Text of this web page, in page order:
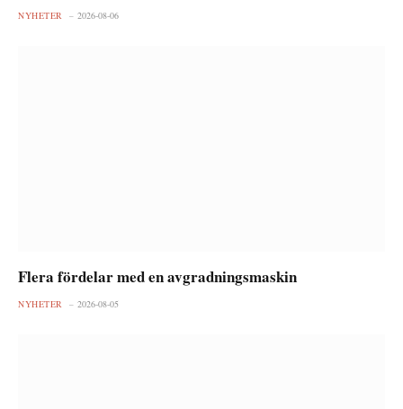
NYHETER 2026-08-06
Flera fördelar med en avgradningsmaskin
NYHETER 2026-08-05